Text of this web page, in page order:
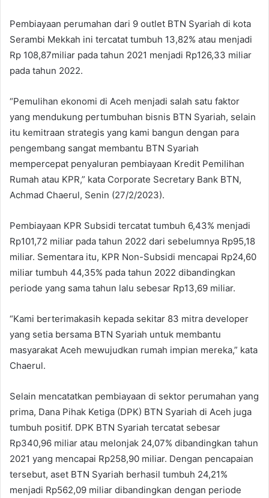
Pembiayaan perumahan dari 9 outlet BTN Syariah di kota
Serambi Mekkah ini tercatat tumbuh 13,82% atau menjadi
Rp 108,87miliar pada tahun 2021 menjadi Rp126,33 miliar
pada tahun 2022.
“Pemulihan ekonomi di Aceh menjadi salah satu faktor
yang mendukung pertumbuhan bisnis BTN Syariah, selain
itu kemitraan strategis yang kami bangun dengan para
pengembang sangat membantu BTN Syariah
mempercepat penyaluran pembiayaan Kredit Pemilihan
Rumah atau KPR,” kata Corporate Secretary Bank BTN,
Achmad Chaerul, Senin (27/2/2023).
Pembiayaan KPR Subsidi tercatat tumbuh 6,43% menjadi
Rp101,72 miliar pada tahun 2022 dari sebelumnya Rp95,18
miliar. Sementara itu, KPR Non-Subsidi mencapai Rp24,60
miliar tumbuh 44,35% pada tahun 2022 dibandingkan
periode yang sama tahun lalu sebesar Rp13,69 miliar.
“Kami berterimakasih kepada sekitar 83 mitra developer
yang setia bersama BTN Syariah untuk membantu
masyarakat Aceh mewujudkan rumah impian mereka,” kata
Chaerul.
Selain mencatatkan pembiayaan di sektor perumahan yang
prima, Dana Pihak Ketiga (DPK) BTN Syariah di Aceh juga
tumbuh positif. DPK BTN Syariah tercatat sebesar
Rp340,96 miliar atau melonjak 24,07% dibandingkan tahun
2021 yang mencapai Rp258,90 miliar. Dengan pencapaian
tersebut, aset BTN Syariah berhasil tumbuh 24,21%
menjadi Rp562,09 miliar dibandingkan dengan periode